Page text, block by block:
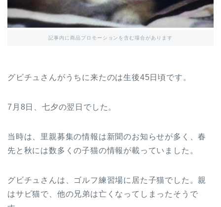
記事内に商品プロモーションを含む場合があります
グビチュさんがうちに来たのは生後45日頃です。
7月8日、七夕の翌日でした。
当時は、里親募集の情報は新聞のお知らせが多く、春
先と秋には数多くの子猫の情報が載っていました。
グビチュさんは、ゴルフ練習場に居た子猫でした。親
はサビ猫で、他の兄弟は亡くなってしまったそうで